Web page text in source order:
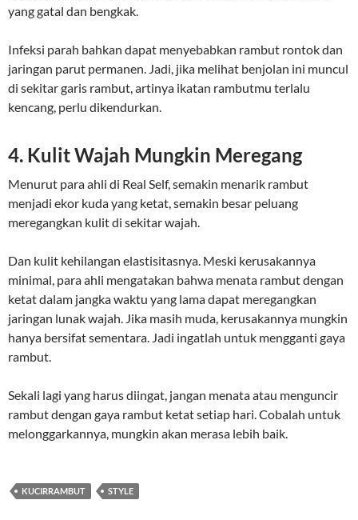
yang gatal dan bengkak.
Infeksi parah bahkan dapat menyebabkan rambut rontok dan
jaringan parut permanen. Jadi, jika melihat benjolan ini muncul
di sekitar garis rambut, artinya ikatan rambutmu terlalu
kencang, perlu dikendurkan.
4. Kulit Wajah Mungkin Meregang
Menurut para ahli di Real Self, semakin menarik rambut
menjadi ekor kuda yang ketat, semakin besar peluang
meregangkan kulit di sekitar wajah.
Dan kulit kehilangan elastisitasnya. Meski kerusakannya
minimal, para ahli mengatakan bahwa menata rambut dengan
ketat dalam jangka waktu yang lama dapat meregangkan
jaringan lunak wajah. Jika masih muda, kerusakannya mungkin
hanya bersifat sementara. Jadi ingatlah untuk mengganti gaya
rambut.
Sekali lagi yang harus diingat, jangan menata atau menguncir
rambut dengan gaya rambut ketat setiap hari. Cobalah untuk
melonggarkannya, mungkin akan merasa lebih baik.
KUCIRRAMBUT STYLE